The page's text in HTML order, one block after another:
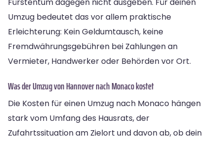
Fürstentum dagegen nicht ausgeben. Für deinen
Umzug bedeutet das vor allem praktische
Erleichterung: Kein Geldumtausch, keine
Fremdwährungsgebühren bei Zahlungen an
Vermieter, Handwerker oder Behörden vor Ort.
Was der Umzug von Hannover nach Monaco kostet
Die Kosten für einen Umzug nach Monaco hängen
stark vom Umfang des Hausrats, der
Zufahrtssituation am Zielort und davon ab, ob dein